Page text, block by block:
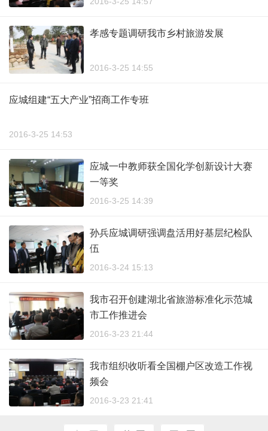
孝感专题调研我市乡村旅游发展
2016-3-25 14:55
应城组建“五大产业”招商工作专班
2016-3-25 14:53
应城一中教师获全国化学创新设计大赛
一等奖
2016-3-25 14:39
孙兵应城调研强调盘活用好基层纪检队
伍
2016-3-24 15:13
我市召开创建湖北省旅游标准化示范城
市工作推进会
2016-3-23 21:44
我市组织收听看全国棚户区改造工作视
频会
2016-3-23 21:41